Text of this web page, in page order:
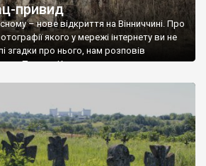
привид
– нове відкриття на Вінниччині. Про
якого у мережі інтернету ви не
згадки про нього, нам розповів
Палац у Красному вразив не лише